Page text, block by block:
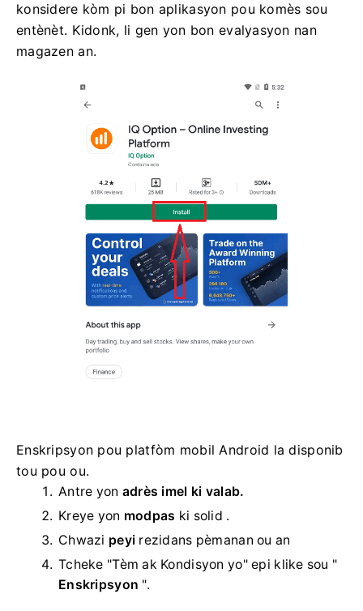
konsidere kòm pi bon aplikasyon pou komès sou
entènèt. Kidonk, li gen yon bon evalyasyon nan
magazen an.
Enskripsyon pou platfòm mobil Android la disponib
tou pou ou.
Antre yon adrès imel ki valab.
Kreye yon modpas ki solid .
Chwazi peyi rezidans pèmanan ou an
Tcheke "Tèm ak Kondisyon yo" epi klike sou "
Enskripsyon ".